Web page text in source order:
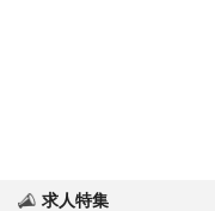
求人特集